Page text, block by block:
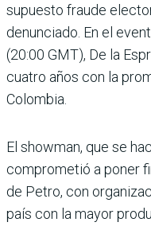
supuesto fraude
denunciado. En el
(20:00 GMT), De la
cuatro años con la
Colombia.
El showman, que se
comprometió a poner
de Petro, con
país con la mayor